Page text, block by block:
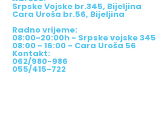
Srpske Vojske br.345, Bijeljina
Cara Uroša br.56, Bijeljina
Radno vrijeme:
08:00-20:00h - Srpske vojske 345
08:00 - 16:00 - Cara Uroša 56
Kontakt:
062/980-986
055/415-722